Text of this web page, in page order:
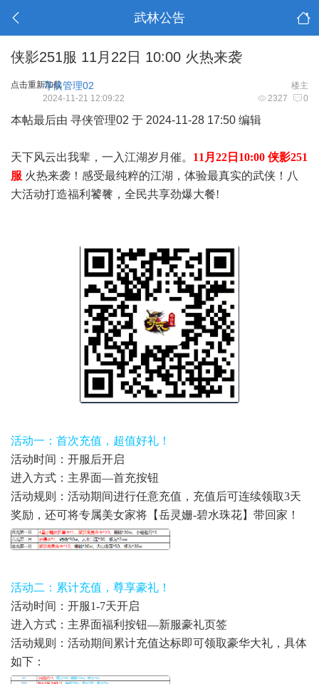
武林公告
侠影251服 11月22日 10:00 火热来袭
点击重新加载 楼主
寻侠管理02
2327 0
2024-11-21 12:09:22
本帖最后由 寻侠管理02 于 2024-11-28 17:50 编辑
天下风云出我辈，一入江湖岁月催。 11 月22日10:00 侠影251
服 火热来袭！感受最纯粹的江湖，体验最真实的武侠！八
大活动打造福利饕餮，全民共享劲爆大餐!
活动一：首次充值，超值好礼！
活动时间：开服后开启
进入方式：主界面—首充按钮
活动规则：活动期间进行任意充值，充值后可连续领取3天
奖励，还可将专属美女家将【岳灵姗-碧水珠花】带回家！
活动二：累计充值，尊享豪礼！
活动时间：开服1-7天开启
进入方式：主界面福利按钮—新服豪礼页签
活动规则：活动期间累计充值达标即可领取豪华大礼，具体
如下：